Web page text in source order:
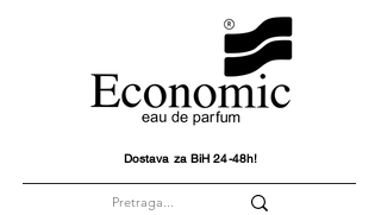
Dostava za BiH 24-48h!